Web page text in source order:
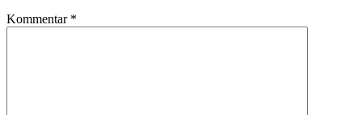
Kommentar *